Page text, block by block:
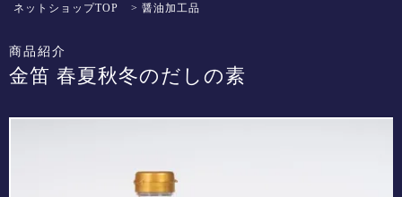
ネットショップTOP > 醤油加工品
商品紹介
金笛 春夏秋冬のだしの素